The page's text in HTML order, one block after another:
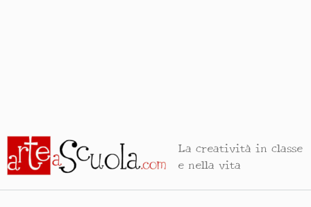
La creatività in classe
e nella vita